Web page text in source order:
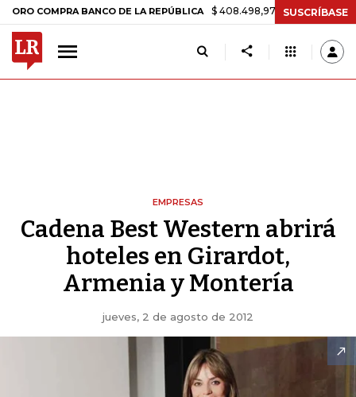
BANCO DE LA REPÚBLICA $ 408.498,97 +$ 8.753,81 +2,19%
SUSCRÍBASE
EMPRESAS
Cadena Best Western abrirá
hoteles en Girardot,
Armenia y Montería
jueves, 2 de agosto de 2012